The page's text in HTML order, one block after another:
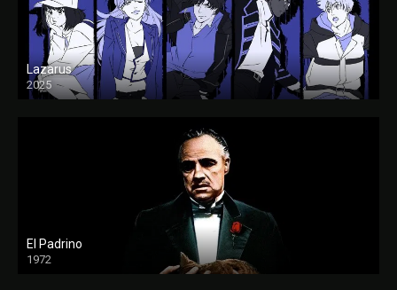
Lazarus
2025
El Padrino
1972
FULL HD